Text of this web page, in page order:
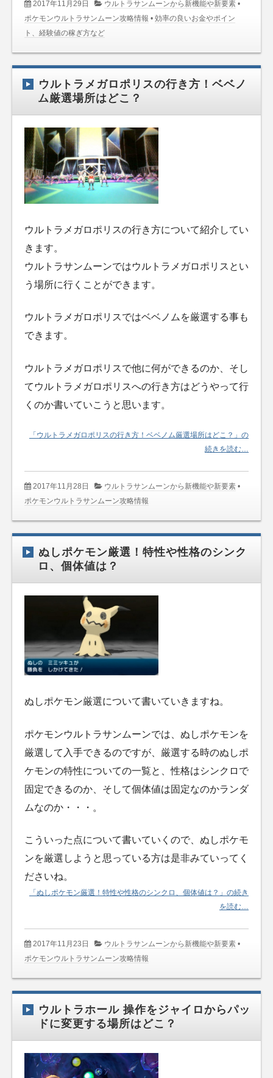
2017年11月29日 ウルトラサンムーンから新機能や新要素 •
ポケモンウルトラサンムーン攻略情報 • 効率の良いお金やポイン
ト、経験値の稼ぎ方など
ウルトラメガロポリスの行き方！ベベノ
ム厳選場所はどこ？
ウルトラメガロポリスの行き方について紹介してい
きます。
ウルトラサンムーンではウルトラメガロポリスとい
う場所に行くことができます。
ウルトラメガロポリスではベベノムを厳選する事も
できます。
ウルトラメガロポリスで他に何ができるのか、そし
てウルトラメガロポリスへの行き方はどうやって行
くのか書いていこうと思います。
「ウルトラメガロポリスの行き方！ベベノム厳選場所はどこ？」の
続きを読む…
2017年11月28日 ウルトラサンムーンから新機能や新要素 •
ポケモンウルトラサンムーン攻略情報
ぬしポケモン厳選！特性や性格のシンク
ロ、個体値は？
ぬしポケモン厳選について書いていきますね。
ポケモンウルトラサンムーンでは、ぬしポケモンを
厳選して入手できるのですが、厳選する時のぬしポ
ケモンの特性についての一覧と、性格はシンクロで
固定できるのか、そして個体値は固定なのかランダ
ムなのか・・・。
こういった点について書いていくので、ぬしポケモ
ンを厳選しようと思っている方は是非みていってく
ださいね。
「ぬしポケモン厳選！特性や性格のシンクロ、個体値は？」の続き
を読む…
2017年11月23日 ウルトラサンムーンから新機能や新要素 •
ポケモンウルトラサンムーン攻略情報
ウルトラホール 操作をジャイロからパッ
ドに変更する場所はどこ？